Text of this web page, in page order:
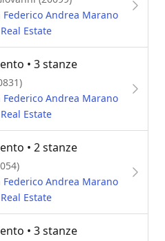
Federico Andrea Marano
Estate
• 3 stanze
Federico Andrea Marano
Estate
• 2 stanze
Federico Andrea Marano
Estate
• 3 stanze